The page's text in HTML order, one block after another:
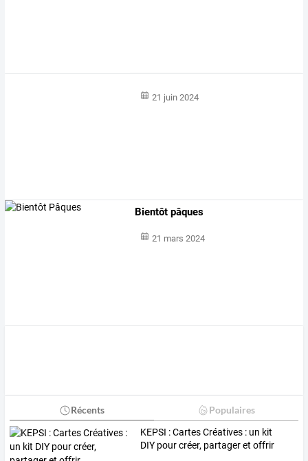
21 juin 2024
Bientôt pâques
21 mars 2024
Récents Populaires
KEPSI : Cartes Créatives : un kit
DIY pour créer, partager et offrir